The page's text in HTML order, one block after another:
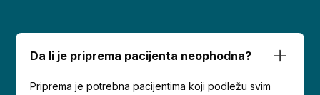
Da li je priprema pacijenta neophodna?
Priprema je potrebna pacijentima koji podležu svim